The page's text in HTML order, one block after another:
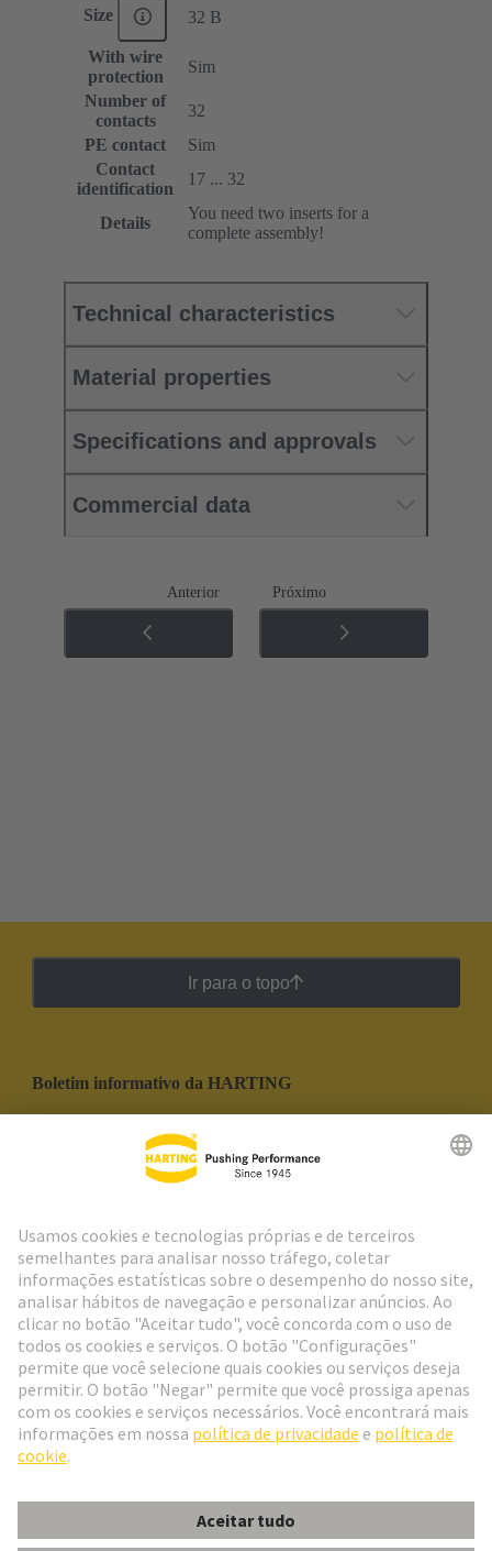
Size 32 B
With wire
protection
Sim
Number of
contacts
32
PE contact
Sim
Contact
identification
17 ... 32
Details
You need two inserts for a
complete assembly!
Technical characteristics
Material properties
Specifications and approvals
Commercial data
Anterior Próximo
Ir para o topo
Boletim informativo da HARTING
Social Media
Portugal Português
© Grupo de Tecnologia HARTING